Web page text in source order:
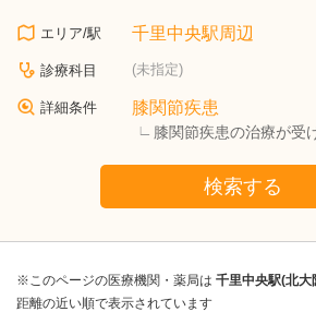
エリア/駅 千里中央駅周辺
診療科目 (未指定)
詳細条件 膝関節疾患
膝関節疾患の治療が受
検索する
※このページの医療機関・薬局は 千里中央駅(北大
距離の近い順で表示されています